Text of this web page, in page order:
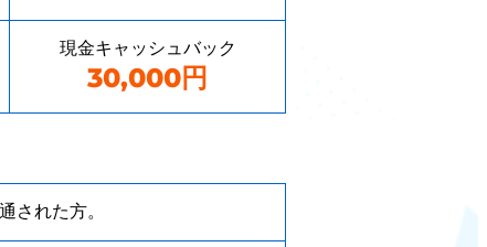
現金キャッシュバック
30,000円
された方。